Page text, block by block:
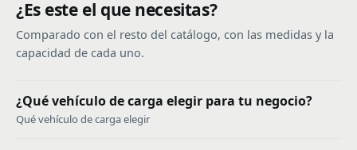
¿Es este el que necesitas?
Comparado con el resto del catálogo, con las medidas y la
capacidad de cada uno.
¿Qué vehículo de carga elegir para tu negocio?
Qué vehículo de carga elegir